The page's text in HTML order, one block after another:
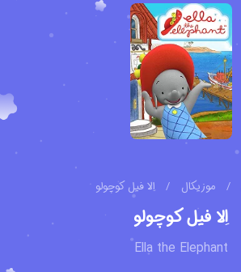
/ موزیکال / اِلا فیل کوچولو
اِلا فیل کوچولو
Ella the Elephant